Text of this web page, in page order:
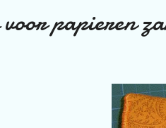
voor papieren